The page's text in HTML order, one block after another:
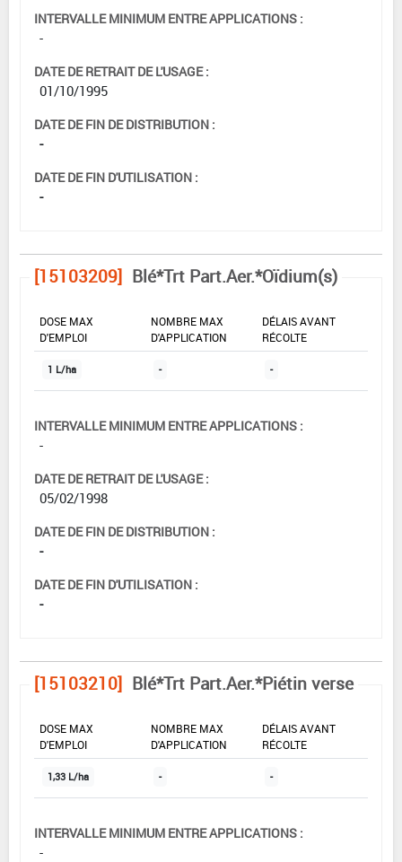
INTERVALLE MINIMUM ENTRE APPLICATIONS :
-
DATE DE RETRAIT DE L'USAGE :
01/10/1995
DATE DE FIN DE DISTRIBUTION :
-
DATE DE FIN D'UTILISATION :
-
[15103209] Blé*Trt Part.Aer.*Oïdium(s)
DOSE MAX
D'EMPLOI
NOMBRE MAX
D'APPLICATION
DÉLAIS AVANT
RÉCOLTE
1 L/ha - -
INTERVALLE MINIMUM ENTRE APPLICATIONS :
-
DATE DE RETRAIT DE L'USAGE :
05/02/1998
DATE DE FIN DE DISTRIBUTION :
-
DATE DE FIN D'UTILISATION :
-
[15103210] Blé*Trt Part.Aer.*Piétin verse
DOSE MAX
D'EMPLOI
NOMBRE MAX
D'APPLICATION
DÉLAIS AVANT
RÉCOLTE
1,33 L/ha - -
INTERVALLE MINIMUM ENTRE APPLICATIONS :
-